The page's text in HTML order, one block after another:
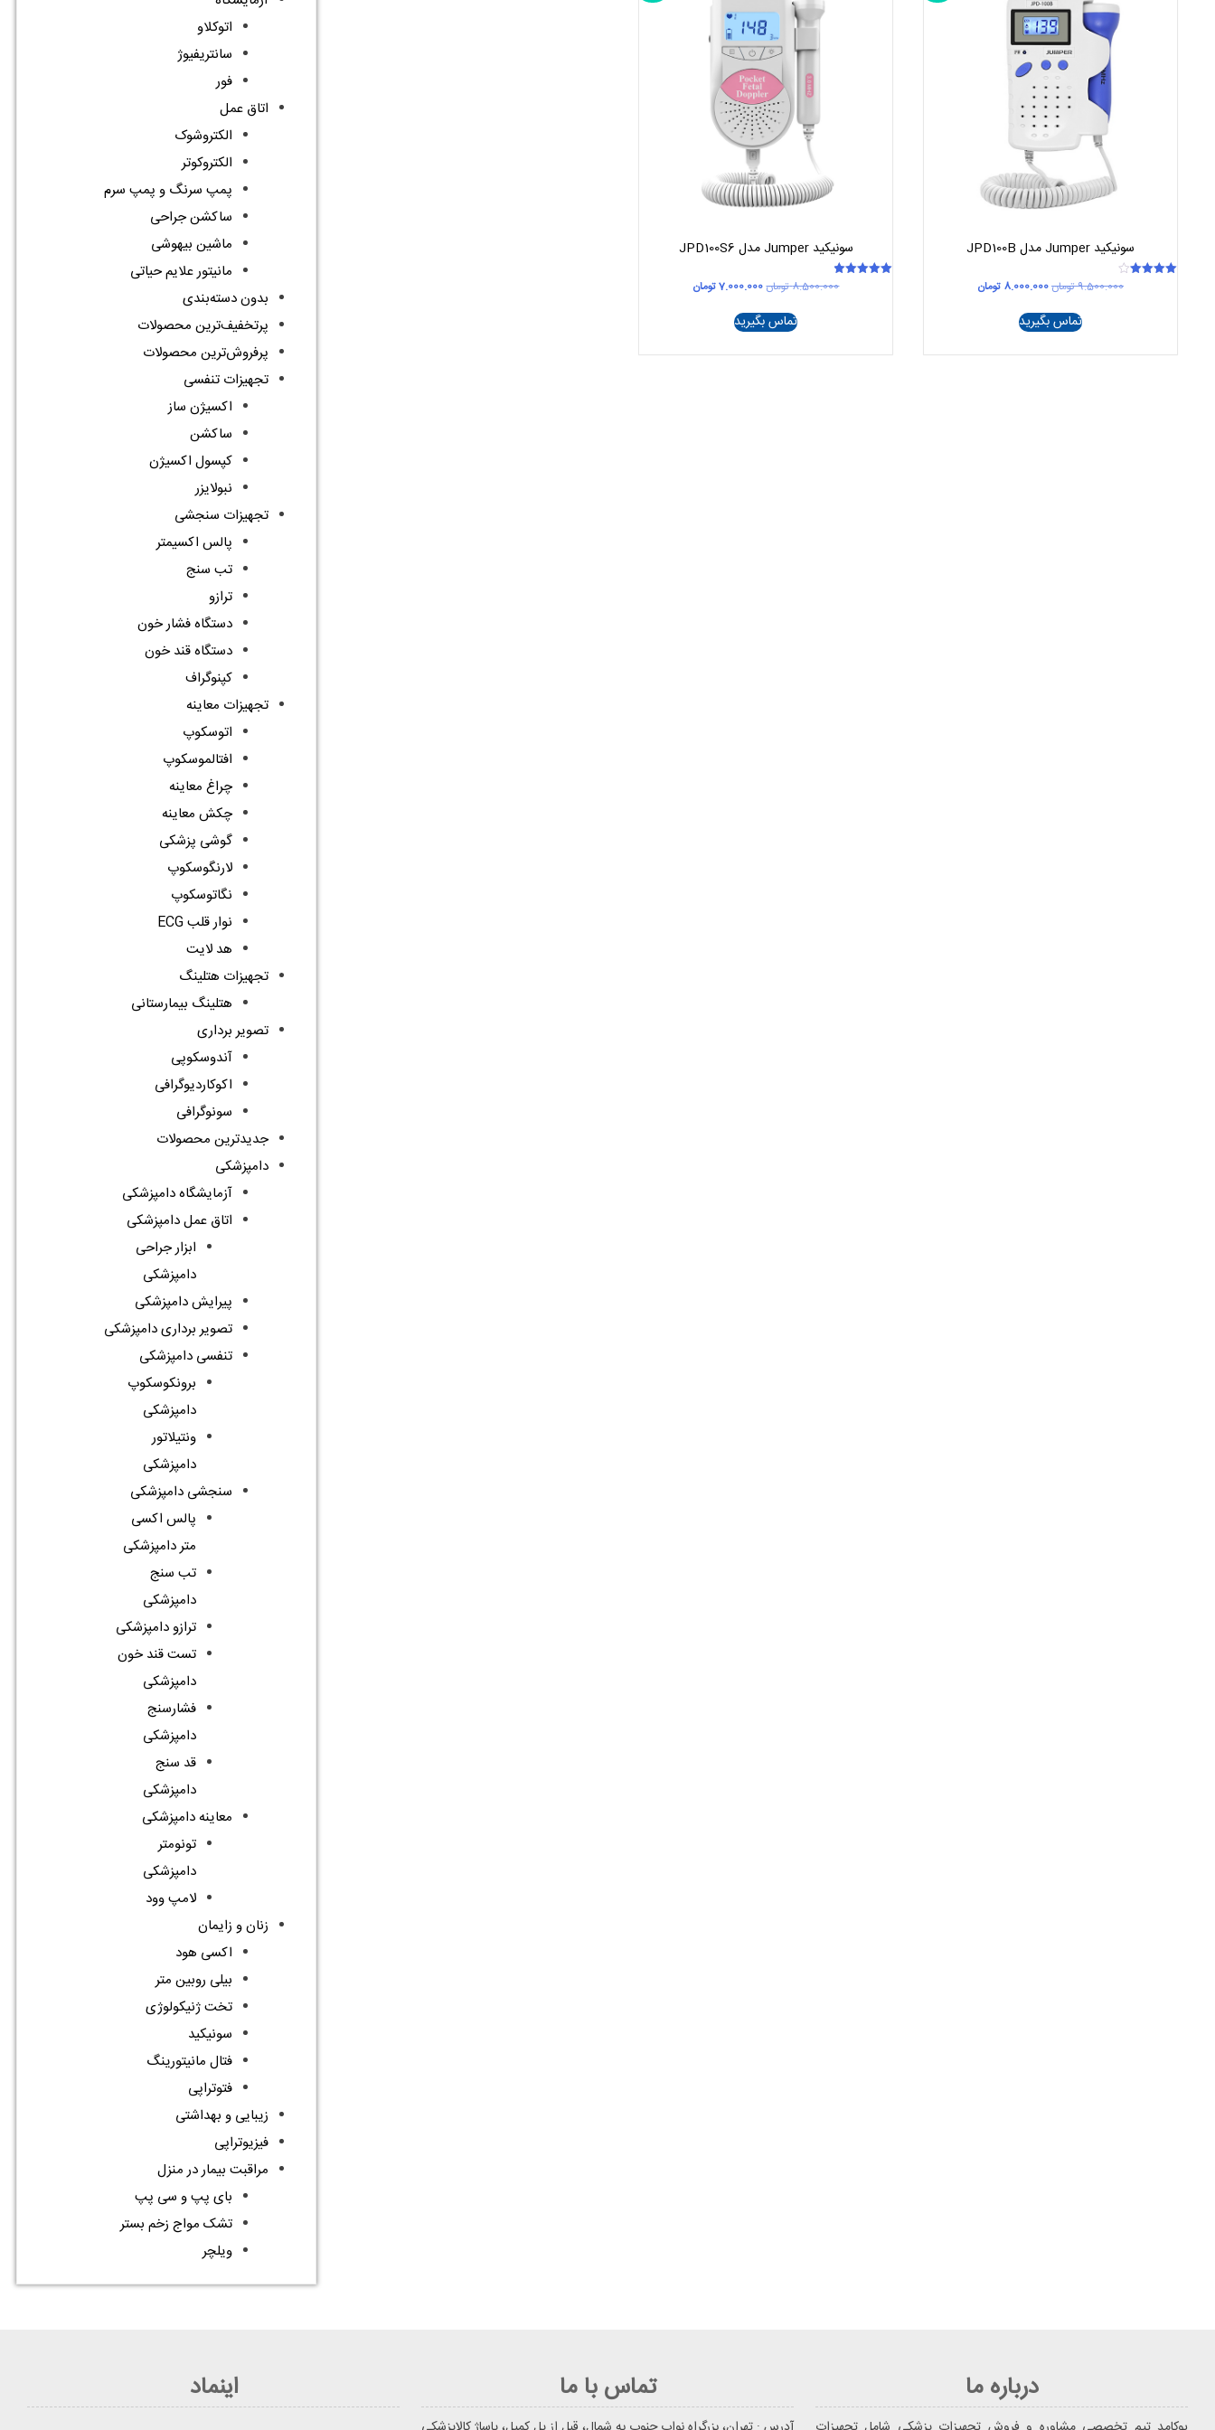
سونیکید Jumper مدل JPD100B
9.500.000تومانقیمت
بود.
8.000.000 تومانقیمت
تماس بگیرید
سونیکید Jumper مدل JPD100S6
8.500.000تومانقیمت
بود.
7.000.000تومانقیمت
تماس بگیرید
اتوکلاو
سانتریفیوژ
فور
اتاق عمل
الکتروشوک
الکتروکوتر
پمپ سرنگ و پمپ سرم
ساکشن جراحی
ماشین بیهوشی
مانیتور علایم حیاتی
بدون دسته‌بندی
پرتخفیف‌ترین محصولات
پرفروش‌ترین محصولات
تجهیزات تنفسی
اکسیژن ساز
ساکشن
کپسول اکسیژن
نبولایزر
تجهیزات سنجشی
پالس اکسیمتر
تب سنج
ترازو
دستگاه فشار خون
دستگاه قند خون
کپنوگراف
تجهیزات معاینه
اتوسکوپ
افتالموسکوپ
چراغ معاینه
چکش معاینه
گوشی پزشکی
لارنگوسکوپ
نگاتوسکوپ
نوار قلب ECG
هد لایت
تجهیزات هتلینگ
هتلینگ بیمارستانی
تصویر برداری
آندوسکوپی
اکوکاردیوگرافی
سونوگرافی
جدیدترین محصولات
دامپزشکی
آزمایشگاه دامپزشکی
اتاق عمل دامپزشکی
ابزار جراحی
دامپزشکی
پیرایش دامپزشکی
تصویر برداری دامپزشکی
تنفسی دامپزشکی
برونکوسکوپ
دامپزشکی
ونتیلاتور
دامپزشکی
سنجشی دامپزشکی
پالس اکسی
متر دامپزشکی
تب سنج
دامپزشکی
ترازو دامپزشکی
تست قند خون
دامپزشکی
فشارسنج
دامپزشکی
قد سنج
دامپزشکی
معاینه دامپزشکی
تونومتر
دامپزشکی
لامپ وود
زنان و زایمان
اکسی هود
بیلی روبین متر
تخت ژنیکولوژی
سونیکید
فتال مانیتورینگ
فتوتراپی
زیبایی و بهداشتی
فیزیوتراپی
مراقبت بیمار در منزل
بای پپ و سی پپ
تشک مواج زخم بستر
ویلچر
درباره ما تماس با ما اینماد